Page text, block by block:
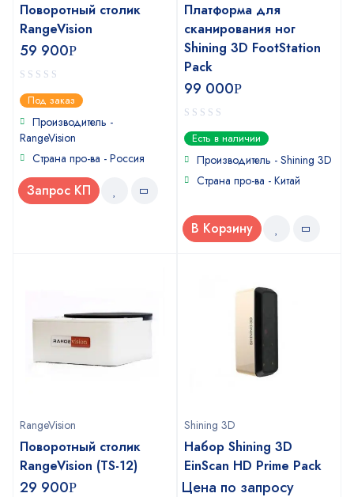
Поворотный столик
RangeVision
59 900Р
0
out
of
5
Под заказ
Производитель -
RangeVision
Страна про-ва - Россия
Запрос КП
Платформа для
сканирования ног
Shining 3D FootStation
Pack
99 000Р
0
out
of
Есть в наличии
Производитель - Shining 3D
Страна про-ва - Китай
В Корзину
RangeVision
Поворотный столик
RangeVision (TS-12)
29 900Р
Shining 3D
Набор Shining 3D
EinScan HD Prime Pack
Цена по запросу